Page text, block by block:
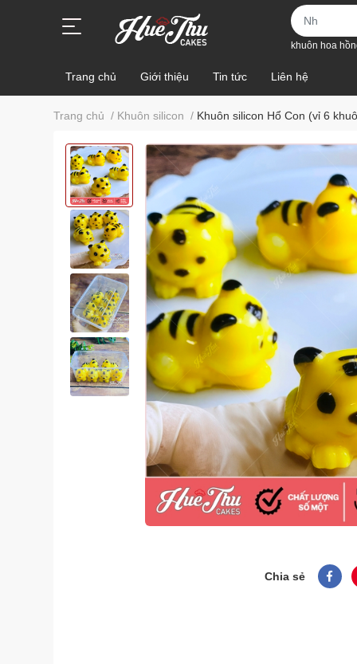
khuôn hoa
Trang chủ Giới thiệu Tin tức Liên hệ
Trang chủ / Khuôn silicon / Khuôn silicon Hổ Con (vỉ 6
Chia sẻ